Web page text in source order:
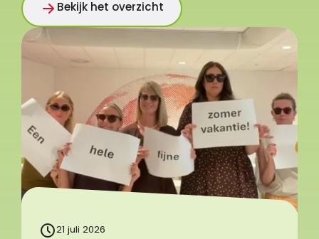
Bekijk het overzicht
21 juli 2026